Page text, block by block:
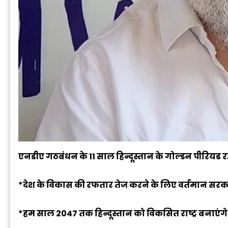
एनडीए गठबंधन के 11 साल हिन्दूस्तान के गोल्डन पीरियड
*देश के विकास की रफतार तेज करने के लिए वर्तमान
*हम साल 2047 तक हिन्दूस्तान को विकसित राष्ट्र